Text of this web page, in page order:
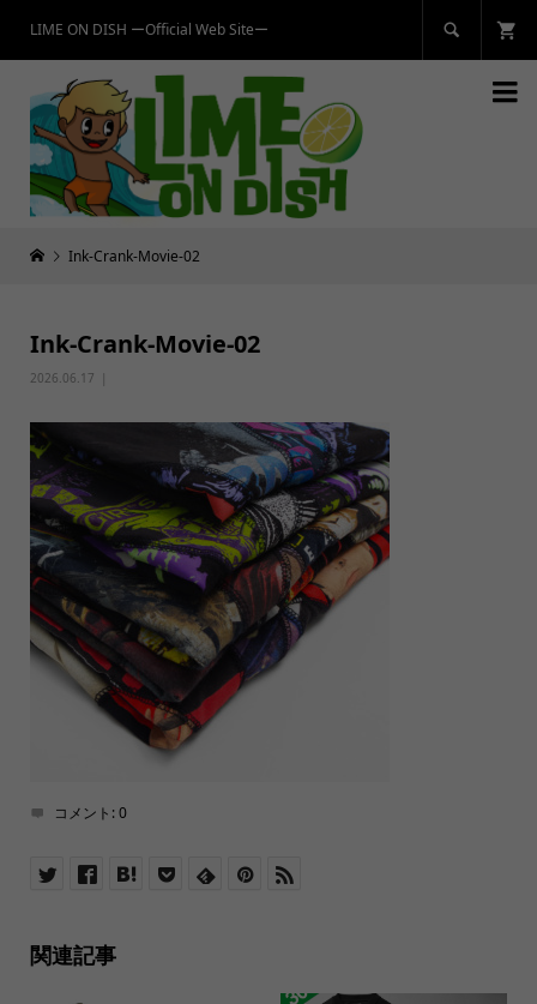
LIME ON DISH ーOfficial Web Siteー 

Ink-Crank-Movie-02
Ink-Crank-Movie-02
2026.06.17
コメント:0
関連記事